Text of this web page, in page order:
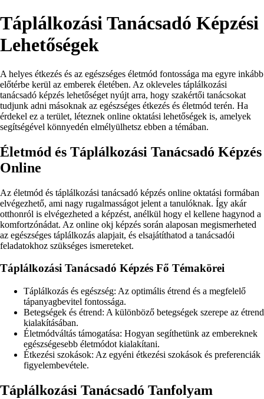
Táplálkozási Tanácsadó Képzési
Lehetőségek
A helyes étkezés és az egészséges életmód fontossága ma egyre inkább
előtérbe kerül az emberek életében. Az okleveles táplálkozási
tanácsadó képzés lehetőséget nyújt arra, hogy szakértői tanácsokat
tudjunk adni másoknak az egészséges étkezés és életmód terén. Ha
érdekel ez a terület, léteznek online oktatási lehetőségek is, amelyek
segítségével könnyedén elmélyülhetsz ebben a témában.
Életmód és Táplálkozási Tanácsadó Képzés
Online
Az életmód és táplálkozási tanácsadó képzés online oktatási formában
elvégezhető, ami nagy rugalmasságot jelent a tanulóknak. Így akár
otthonról is elvégezheted a képzést, anélkül hogy el kellene hagynod a
komfortzónádat. Az online okj képzés során alaposan megismerheted
az egészséges táplálkozás alapjait, és elsajátíthatod a tanácsadói
feladatokhoz szükséges ismereteket.
Táplálkozási Tanácsadó Képzés Fő Témakörei
Táplálkozás és egészség: Az optimális étrend és a megfelelő
tápanyagbevitel fontossága.
Betegségek és étrend: A különböző betegségek szerepe az étrend
kialakításában.
Életmódváltás támogatása: Hogyan segíthetünk az embereknek
egészségesebb életmódot kialakítani.
Étkezési szokások: Az egyéni étkezési szokások és preferenciák
figyelembevétele.
Táplálkozási Tanácsadó Tanfolyam